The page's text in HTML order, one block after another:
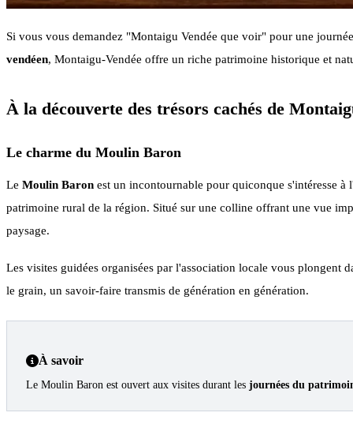
Si vous vous demandez "Montaigu Vendée que voir" pour une
vendéen, Montaigu-Vendée offre un riche patrimoine historique et
À la découverte des trésors cachés de
Le charme du Moulin Baron
Le Moulin Baron est un incontournable pour quiconque s'intéresse
patrimoine rural de la région. Situé sur une colline offrant une vue
paysage.
Les visites guidées organisées par l'association locale vous plongent
le grain, un savoir-faire transmis de génération en génération.
À savoir
Le Moulin Baron est ouvert aux visites durant les journées du